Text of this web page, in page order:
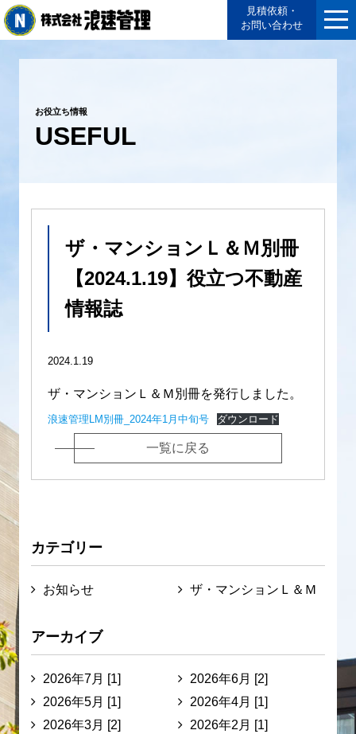
見積依頼・
お問い合わせ
お役立ち情報
USEFUL
ザ・マンションＬ＆Ｍ別冊
【2024.1.19】役立つ不動産
情報誌
2024.1.19
ザ・マンションＬ＆Ｍ別冊を発行しました。
浪速管理LM別冊_2024年1月中旬号 ダウンロード
一覧に戻る
カテゴリー
お知らせ ザ・マンションＬ＆Ｍ
アーカイブ
2026年7月 [1]
2026年6月 [2]
2026年5月 [1]
2026年4月 [1]
2026年3月 [2]
2026年2月 [1]